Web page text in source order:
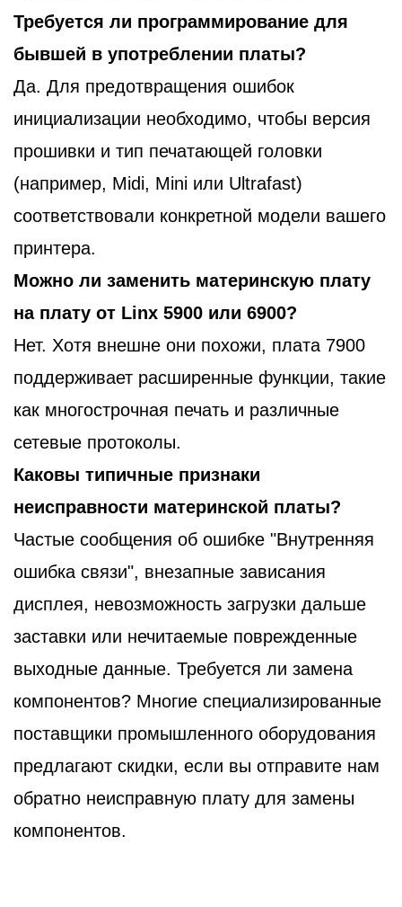
Требуется ли программирование для
бывшей в употреблении платы?
Да. Для предотвращения ошибок
инициализации необходимо, чтобы версия
прошивки и тип печатающей головки
(например, Midi, Mini или Ultrafast)
соответствовали конкретной модели вашего
принтера.
Можно ли заменить материнскую плату
на плату от Linx 5900 или 6900?
Нет. Хотя внешне они похожи, плата 7900
поддерживает расширенные функции, такие
как многострочная печать и различные
сетевые протоколы.
Каковы типичные признаки
неисправности материнской платы?
Частые сообщения об ошибке "Внутренняя
ошибка связи", внезапные зависания
дисплея, невозможность загрузки дальше
заставки или нечитаемые поврежденные
выходные данные. Требуется ли замена
компонентов? Многие специализированные
поставщики промышленного оборудования
предлагают скидки, если вы отправите нам
обратно неисправную плату для замены
компонентов.